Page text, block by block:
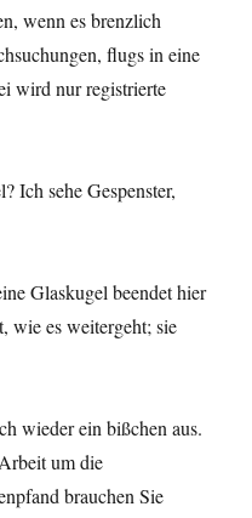
wenn es brenzlich
flugs in eine
wird nur registrierte
Ich sehe Gespenster,
Glaskugel beendet hier
wie es weitergeht; sie
wieder ein bißchen aus.
um die
brauchen Sie